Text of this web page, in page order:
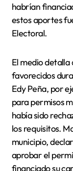
habrían
estos aportes
Electoral.
El medio
favorecidos
Edy Peña, por
para permisos
había sido
los requisitos.
municipio,
aprobar el
financiado su